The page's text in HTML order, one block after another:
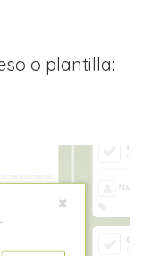
o plantilla: